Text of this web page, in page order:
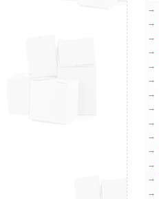
→
→
→
→
→
→
→
→
→
→
→
→
→
→